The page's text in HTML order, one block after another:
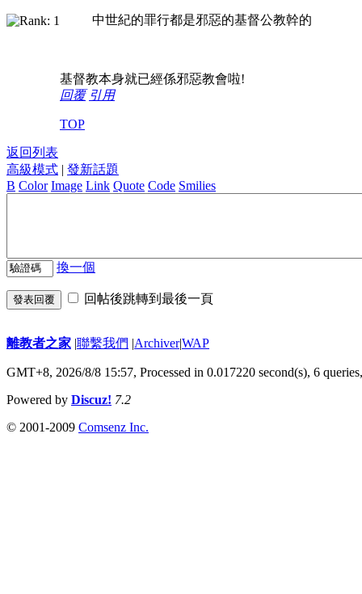
中世紀的罪行都是邪惡的基督公教幹的
基督教本身就已經係邪惡教會啦!
回覆 引用
TOP
返回列表
高級模式 | 發新話題
B Color Image Link Quote Code Smilies
換一個
發表回覆 回帖後跳轉到最後一頁
離教者之家 |聯繫我們 |Archiver|WAP
GMT+8, 2026/8/8 15:57, Processed in 0.017220 second(s), 6
Powered by Discuz! 7.2
© 2001-2009 Comsenz Inc.